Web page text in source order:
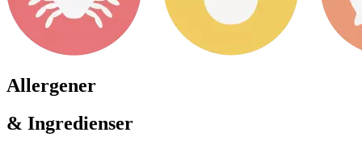
Allergener
& Ingredienser